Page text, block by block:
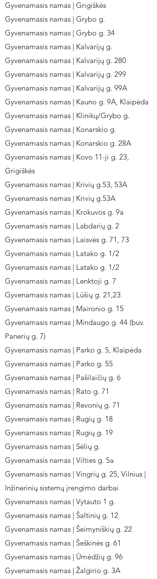
Gyvenamasis namas | Grigiškės
Gyvenamasis namas | Grybo g.
Gyvenamasis namas | Grybo g. 34
Gyvenamasis namas | Kalvarijų g.
Gyvenamasis namas | Kalvarijų g. 280
Gyvenamasis namas | Kalvarijų g. 299
Gyvenamasis namas | Kalvarijų g. 99A
Gyvenamasis namas | Kauno g. 9A, Klaipėda
Gyvenamasis namas | Klinikų/Grybo g.
Gyvenamasis namas | Konarskio g.
Gyvenamasis namas | Konarskio g. 28A
Gyvenamasis namas | Kovo 11-ji g. 23,
Grigiškės
Gyvenamasis namas | Krivių g.53, 53A
Gyvenamasis namas | Krivių g.53A
Gyvenamasis namas | Krokuvos g. 9a
Gyvenamasis namas | Labdarių g. 2
Gyvenamasis namas | Laisvės g. 71, 73
Gyvenamasis namas | Latako g. 1/2
Gyvenamasis namas | Latako g. 1/2
Gyvenamasis namas | Lenktoji g. 7
Gyvenamasis namas | Lūšių g. 21,23
Gyvenamasis namas | Maironio g. 15
Gyvenamasis namas | Mindaugo g. 44 (buv.
Panerių g. 7)
Gyvenamasis namas | Parko g. 5, Klaipėda
Gyvenamasis namas | Parko g. 55
Gyvenamasis namas | Pašilaičių g. 6
Gyvenamasis namas | Rato g. 71
Gyvenamasis namas | Revonių g. 71
Gyvenamasis namas | Rugių g. 18
Gyvenamasis namas | Rugių g. 19
Gyvenamasis namas | Sėlių g.
Gyvenamasis namas | Vilties g. 5a
Gyvenamasis namas | Vingrių g. 25, Vilnius |
Inžinerinių sistemų įrengimo darbai
Gyvenamasis namas | Vytauto 1 g.
Gyvenamasis namas | Šaltinių g. 12
Gyvenamasis namas | Šeimyniškių g. 22
Gyvenamasis namas | Šeškinės g. 61
Gyvenamasis namas | Ūmėdžių g. 96
Gyvenamasis namas | Žalgirio g. 3A